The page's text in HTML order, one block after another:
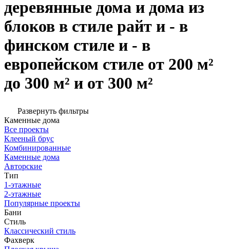
деревянные дома и дома из
блоков в стиле райт и - в
финском стиле и - в
европейском стиле от 200 м²
до 300 м² и от 300 м²
Развернуть фильтры
Каменные дома
Все проекты
Клееный брус
Комбинированные
Каменные дома
Авторские
Тип
1-этажные
2-этажные
Популярные проекты
Бани
Стиль
Классический стиль
Фахверк